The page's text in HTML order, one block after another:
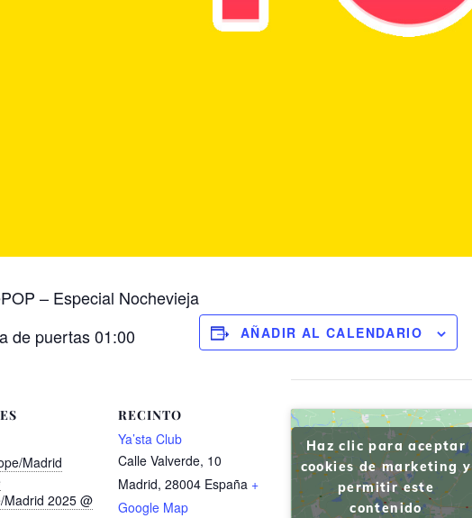
– Especial Nochevieja
de puertas 01:00
AÑADIR AL CALENDARIO
Madrid
Madrid 2025 @
RECINTO
Ya’sta Club
Calle Valverde, 10
Madrid, 28004 España +
Google Map
Haz clic para aceptar
cookies de marketing y
permitir este
contenido